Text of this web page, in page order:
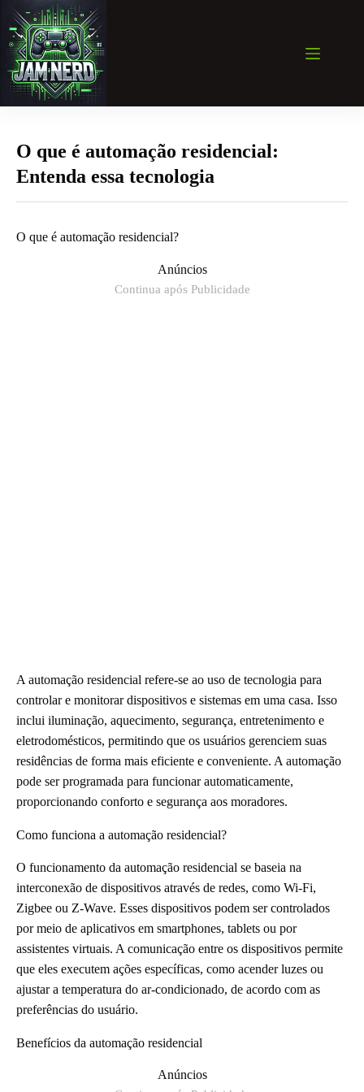
para
conteúdo
O que é automação residencial:
Entenda essa tecnologia
O que é automação residencial?
Anúncios
Continua após Publicidade
A automação residencial refere-se ao uso de tecnologia para
controlar e monitorar dispositivos e sistemas em uma casa. Isso
inclui iluminação, aquecimento, segurança, entretenimento e
eletrodomésticos, permitindo que os usuários gerenciem suas
residências de forma mais eficiente e conveniente. A automação
pode ser programada para funcionar automaticamente,
proporcionando conforto e segurança aos moradores.
Como funciona a automação residencial?
O funcionamento da automação residencial se baseia na
interconexão de dispositivos através de redes, como Wi-Fi,
Zigbee ou Z-Wave. Esses dispositivos podem ser controlados
por meio de aplicativos em smartphones, tablets ou por
assistentes virtuais. A comunicação entre os dispositivos permite
que eles executem ações específicas, como acender luzes ou
ajustar a temperatura do ar-condicionado, de acordo com as
preferências do usuário.
Benefícios da automação residencial
Anúncios